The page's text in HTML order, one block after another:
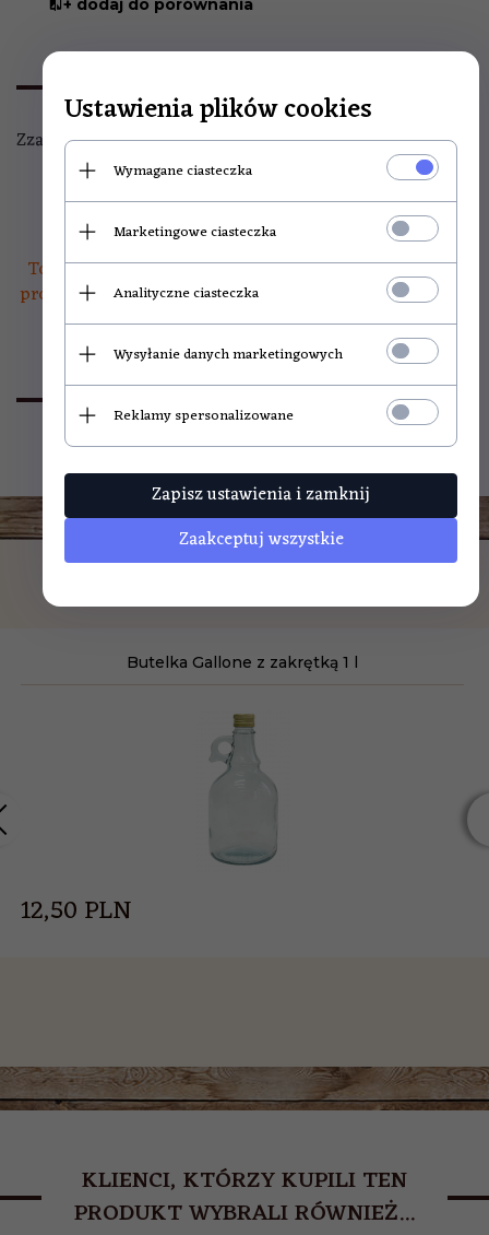
+ dodaj do porównania
OPIS PRODUKTU
Zzakrętka do butelek o wymiarach 28/18 mm. Kolor złoty.
Towar prezentowany jest fabrycznie nowy. Do każdego
produktu dołączony jest paragon fiskalny lub na żądanie
- faktura VAT.
OPINIE KLIENTÓW
POLECAMY
Butelka Gallone z zakrętką 1 l
12,50PLN
KLIENCI, KTÓRZY KUPILI TEN
PRODUKT WYBRALI RÓWNIEŻ...
Ustawienia plików cookies
Wymagane ciasteczka
Marketingowe ciasteczka
Analityczne ciasteczka
Wysyłanie danych marketingowych
Reklamy spersonalizowane
Zapisz ustawienia i zamknij
Zaakceptuj wszystkie